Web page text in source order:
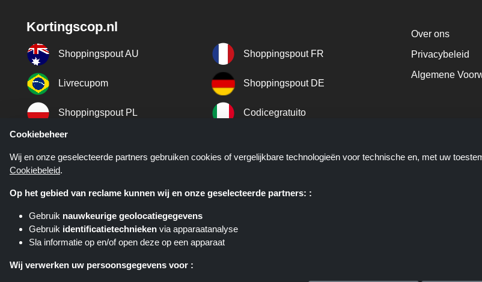
Kortingscop.nl
Shoppingspout AU Shoppingspout FR
Livrecupom Shoppingspout DE
Shoppingspout PL Codicegratuito
Shoppingspout SE
Over ons
Privacybeleid
Algemene
Kortingscop.nl is een website die u deals, kortingen en kortingscodes biedt; deze deals
Cookiebeheer
Wij en onze geselecteerde partners gebruiken cookies of vergelijkbare technologieën voor technische en, met uw
Cookiebeleid.
Op het gebied van reclame kunnen wij en onze geselecteerde partners: :
Gebruik nauwkeurige geolocatiegegevens
Gebruik identificatietechnieken via apparaatanalyse
Sla informatie op en/of open deze op een apparaat
Wij verwerken uw persoonsgegevens voor :